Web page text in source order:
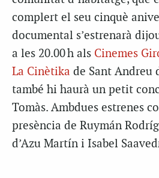
complert el seu cinquè
documental s’estrenarà
a les 20.00 h als Cinemes
La Cinètika de Sant Andreu
també hi haurà un petit
Tomàs. Ambdues estrenes
presència de Ruymán
d’Azu Martín i Isabel